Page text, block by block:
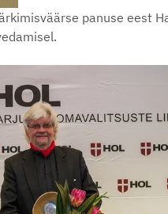
panuse eest